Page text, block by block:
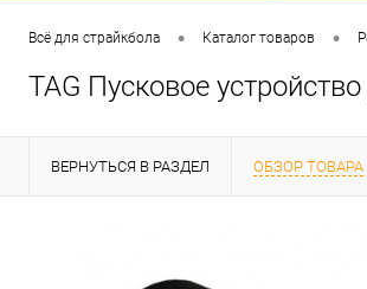
Всё для страйкбола • Каталог товаров •
TAG Пусковое
ВЕРНУТЬСЯ В РАЗДЕЛ ОБЗОР ТОВАРА